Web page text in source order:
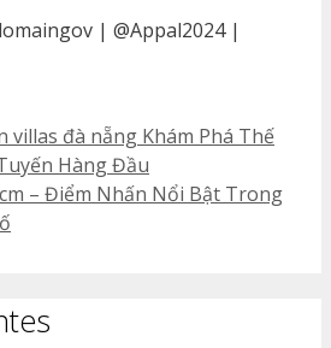
| @Appal2024 |
villas đà nẵng Khám Phá Thế
Hàng Đầu
– Điểm Nhấn Nổi Bật Trong